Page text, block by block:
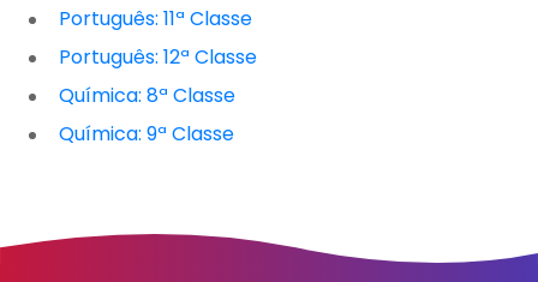
Português: 11ª Classe
Português: 12ª Classe
Química: 8ª Classe
Química: 9ª Classe